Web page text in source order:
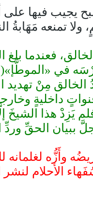
يجيب فيها
ولا تمنعه
فعندما بلغ
في
الخالق مِنْ
داخليةٍ
هذا الشيخَ
ببيان الحقِّ وردِّ
وأَزُّه لغلمانه
الأحلام